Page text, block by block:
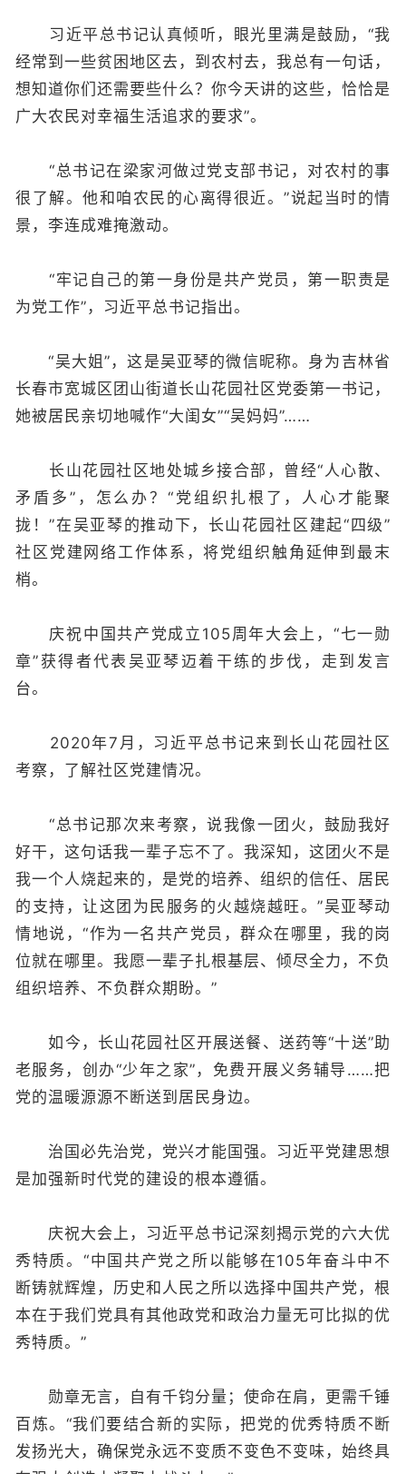
习近平总书记认真倾听，眼光里满是鼓励，“我
经常到一些贫困地区去，到农村去，我总有一句话，
想知道你们还需要些什么？你今天讲的这些，恰恰是
广大农民对幸福生活追求的要求”。
“总书记在梁家河做过党支部书记，对农村的事
很了解。他和咱农民的心离得很近。”说起当时的情
景，李连成难掩激动。
“牢记自己的第一身份是共产党员，第一职责是
为党工作”，习近平总书记指出。
“吴大姐”，这是吴亚琴的微信昵称。身为吉林省
长春市宽城区团山街道长山花园社区党委第一书记，
她被居民亲切地喊作“大闺女”“吴妈妈”……
长山花园社区地处城乡接合部，曾经“人心散、
矛盾多”，怎么办？“党组织扎根了，人心才能聚
拢！”在吴亚琴的推动下，长山花园社区建起“四级”
社区党建网络工作体系，将党组织触角延伸到最末
梢。
庆祝中国共产党成立105周年大会上，“七一勋
章”获得者代表吴亚琴迈着干练的步伐，走到发言
台。
2020年7月，习近平总书记来到长山花园社区
考察，了解社区党建情况。
“总书记那次来考察，说我像一团火，鼓励我好
好干，这句话我一辈子忘不了。我深知，这团火不是
我一个人烧起来的，是党的培养、组织的信任、居民
的支持，让这团为民服务的火越烧越旺。”吴亚琴动
情地说，“作为一名共产党员，群众在哪里，我的岗
位就在哪里。我愿一辈子扎根基层、倾尽全力，不负
组织培养、不负群众期盼。”
如今，长山花园社区开展送餐、送药等“十送”助
老服务，创办“少年之家”，免费开展义务辅导……把
党的温暖源源不断送到居民身边。
治国必先治党，党兴才能国强。习近平党建思想
是加强新时代党的建设的根本遵循。
庆祝大会上，习近平总书记深刻揭示党的六大优
秀特质。“中国共产党之所以能够在105年奋斗中不
断铸就辉煌，历史和人民之所以选择中国共产党，根
本在于我们党具有其他政党和政治力量无可比拟的优
秀特质。”
勋章无言，自有千钧分量；使命在肩，更需千锤
百炼。“我们要结合新的实际，把党的优秀特质不断
发扬光大，确保党永远不变质不变色不变味，始终具